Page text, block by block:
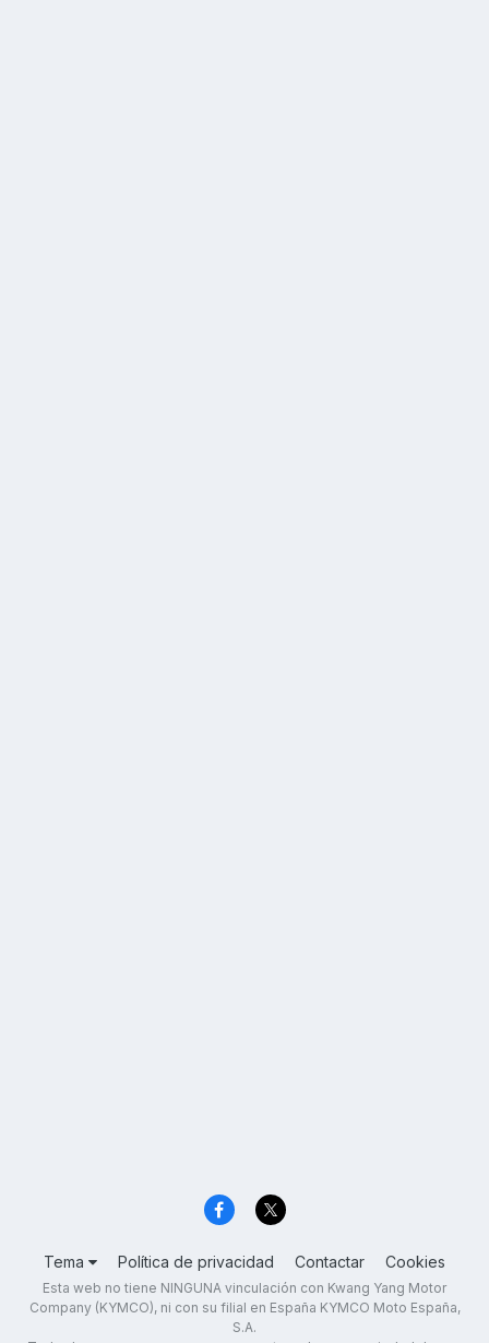
Tema Política de privacidad Contactar Cookies
Esta web no tiene NINGUNA vinculación con Kwang Yang Motor
Company (KYMCO), ni con su filial en España KYMCO Moto España,
S.A.